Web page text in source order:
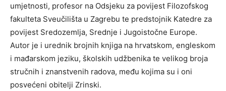
umjetnosti, profesor na Odsjeku za povijest Filozofskog
fakulteta Sveučilišta u Zagrebu te predstojnik Katedre za
povijest Sredozemlja, Srednje i Jugoistočne Europe.
Autor je i urednik brojnih knjiga na hrvatskom, engleskom
i mađarskom jeziku, školskih udžbenika te velikog broja
stručnih i znanstvenih radova, među kojima su i oni
posvećeni obitelji Zrinski.